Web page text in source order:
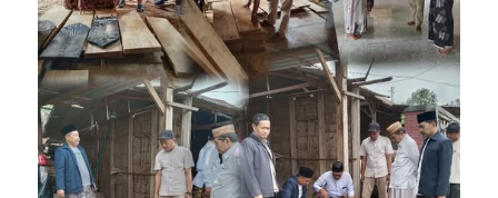
Galeri
Perpustakaan
Infaq
Kontak